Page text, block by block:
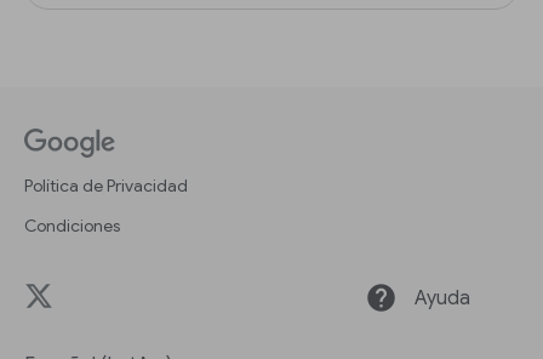
Política de Privacidad
Condiciones
help Ayuda